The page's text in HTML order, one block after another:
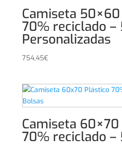
Camiseta
70% reciclado
Personalizadas
754,45€
Camiseta
70% reciclado